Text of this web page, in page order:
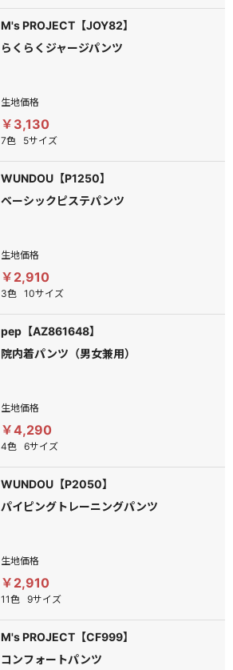
M's PROJECT【JOY82】
らくらくジャージパンツ
生地価格
￥3,130
7色 5サイズ
WUNDOU【P1250】
ベーシックピステパンツ
生地価格
￥2,910
3色 10サイズ
pep【AZ861648】
院内着パンツ（男女兼用）
生地価格
￥4,290
4色 6サイズ
WUNDOU【P2050】
パイピングトレーニングパンツ
生地価格
￥2,910
11色 9サイズ
M's PROJECT【CF999】
コンフォートパンツ